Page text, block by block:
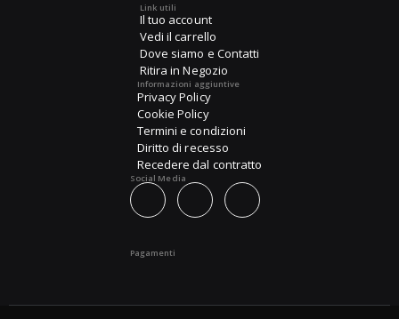
Link utili
Il tuo account
Vedi il carrello
Dove siamo e Contatti
Ritira in Negozio
Informazioni aggiuntive
Privacy Policy
Cookie Policy
Termini e condizioni
Diritto di recesso
Recedere dal contratto
Social Media
Pagamenti